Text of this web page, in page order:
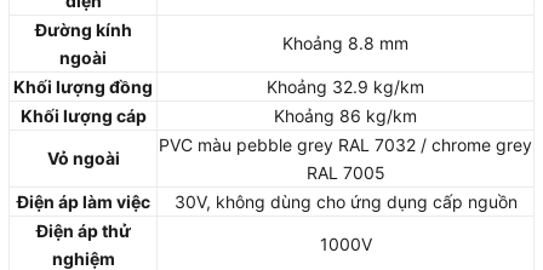
Đường kính
ngoài
Khoảng 8.8 mm
Khối lượng đồng
Khoảng 32.9 kg/km
Khối lượng cáp
Khoảng 86 kg/km
Vỏ ngoài
PVC màu pebble grey RAL 7032 / chrome grey
RAL 7005
Điện áp làm việc
30V, không dùng cho ứng dụng cấp nguồn
Điện áp thử
nghiệm
1000V